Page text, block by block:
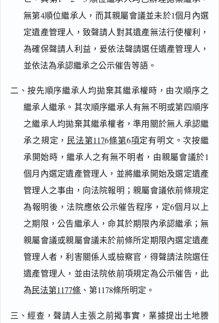
無第4順位繼承人，而其親屬會議並未於1個月內選
定遺產管理人，致聲請人對其遺產無法行使權利，
為確保聲請人利益，爰依法聲請選任遺產管理人，
並依法為承認繼承之公示催告等語。
二、按先順序繼承人均拋棄其繼承權時，由次順序之
繼承人繼承。其次順序繼承人有無不明或第四順序
之繼承人均拋棄其繼承權者，準用關於無人承認繼
承之規定， 民法第1176條第6項定有明文。次按繼
承開始時，繼承人之有無不明者，由親屬會議於1
個月內選定遺產管理人，並將繼承開始及選定遺產
管理人之事由，向法院報明；親屬會議依前條規定
為報明後，法院應依公示催告程序，定6個月以上
之期限，公告繼承人，命其於期限內承認繼承；無
親屬會議或親屬會議未於前條所定期限內選定遺產
管理人者，利害關係人或檢察官，得聲請法院選任
遺產管理人，並由法院依前項規定為公示催告，此
為民法第1177條 、第1178條所明定。
三、經查，聲請人主張之前揭事實，業據提出土地謄